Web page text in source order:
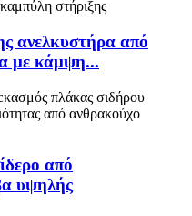
ανελκυστήρα από
με κάμψη...
από
υψηλής